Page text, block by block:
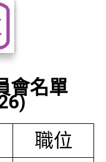
會名單
職位